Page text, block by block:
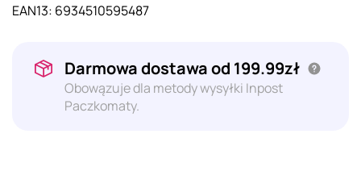
EAN13: 6934510595487
Darmowa dostawa od 199.99zł
Obowązuje dla metody wysyłki Inpost
Paczkomaty.